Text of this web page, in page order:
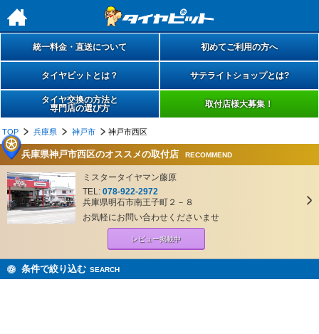
h
統一料金・直送について 初めてご利用の方へ
タイヤピットとは？ サテライトショップとは?
タイヤ交換の方法と
専門店の選び方
取付店様大募集！
TOP 兵庫県 神戸市 神戸市西区
兵庫県神戸市西区のオススメの取付店 RECOMMEND
ミスタータイヤマン藤原
TEL: 078-922-2972
兵庫県明石市南王子町２－８
お気軽にお問い合わせくださいませ
レビュー掲載中
条件で絞り込む SEARCH